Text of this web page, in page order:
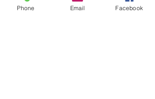
Phone Email Facebook